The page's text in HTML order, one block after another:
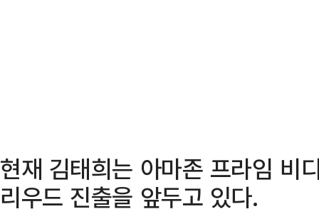
현재 김태희는 아마존 프라임 비
리우드 진출을 앞두고 있다.